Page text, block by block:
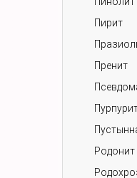
Пирит
Пренит
Родонит